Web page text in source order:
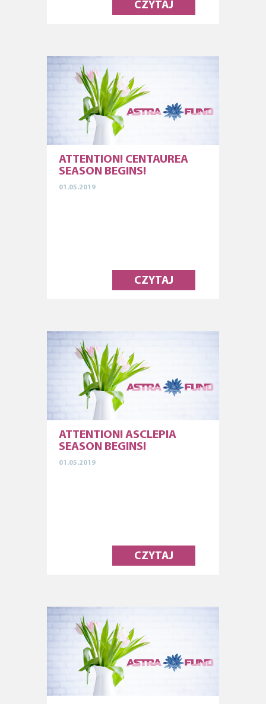
CZYTAJ
ATTENTION! CENTAUREA
SEASON BEGINS!
01.05.2019
CZYTAJ
ATTENTION! ASCLEPIA
SEASON BEGINS!
01.05.2019
CZYTAJ